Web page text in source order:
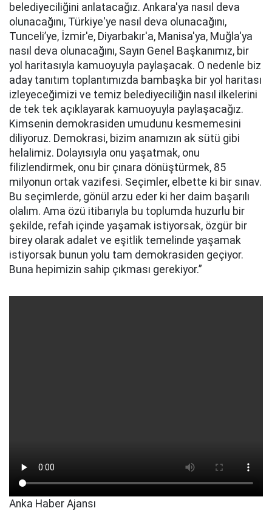
belediyeciliğini anlatacağız. Ankara'ya nasıl deva
olunacağını, Türkiye'ye nasıl deva olunacağını,
Tunceli’ye, İzmir'e, Diyarbakır'a, Manisa'ya, Muğla'ya
nasıl deva olunacağını, Sayın Genel Başkanımız, bir
yol haritasıyla kamuoyuyla paylaşacak. O nedenle biz
aday tanıtım toplantımızda bambaşka bir yol haritası
izleyeceğimizi ve temiz belediyeciliğin nasıl ilkelerini
de tek tek açıklayarak kamuoyuyla paylaşacağız.
Kimsenin demokrasiden umudunu kesmemesini
diliyoruz. Demokrasi, bizim anamızın ak sütü gibi
helalimiz. Dolayısıyla onu yaşatmak, onu
filizlendirmek, onu bir çınara dönüştürmek, 85
milyonun ortak vazifesi. Seçimler, elbette ki bir sınav.
Bu seçimlerde, gönül arzu eder ki her daim başarılı
olalım. Ama özü itibarıyla bu toplumda huzurlu bir
şekilde, refah içinde yaşamak istiyorsak, özgür bir
birey olarak adalet ve eşitlik temelinde yaşamak
istiyorsak bunun yolu tam demokrasiden geçiyor.
Buna hepimizin sahip çıkması gerekiyor.”
Anka Haber Ajansı